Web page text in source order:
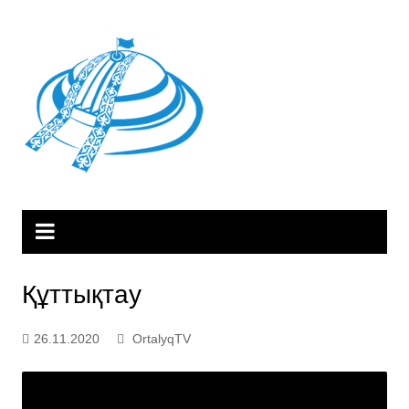
Құттықтау
26.11.2020 OrtalyqTV